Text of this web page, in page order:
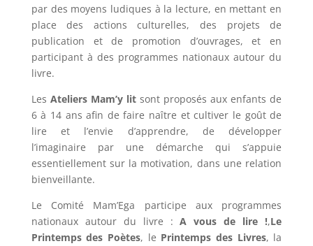
par des moyens ludiques à la lecture, en mettant en
place des actions culturelles, des projets de
publication et de promotion d’ouvrages, et en
participant à des programmes nationaux autour du
livre.
Les Ateliers Mam’y litsont proposés aux enfants de
6 à 14 ans afin de faire naître et cultiver le goût de
lire et l’envie d’apprendre, de développer
l’imaginaire par une démarche qui s’appuie
essentiellement sur la motivation, dans une relation
bienveillante.
Le Comité Mam’Ega participe aux programmes
nationaux autour du livre :A vous de lire !,Le
Printemps des Poètes, le Printemps des Livres, la